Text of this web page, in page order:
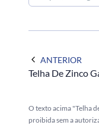
ANTERIOR
Telha De Zinco
O texto acima "Telha
proibida sem a